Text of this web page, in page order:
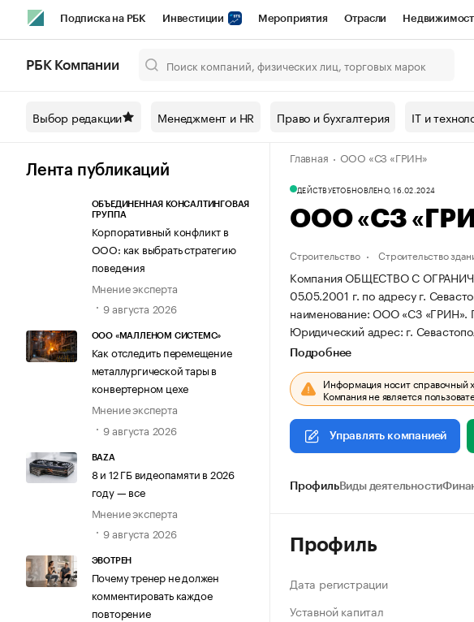
Подписка на РБК Инвестиции Мероприятия Отрасли
Спецпроекты СПб Конференции СПб Спецпроекты Проверка
Технологии и медиа Рынок наличной валюты
РБК Компании
Выбор редакции Менеджмент и HR Право и бухгалтерия IT и
Лента публикаций
ОБЪЕДИНЕННАЯ КОНСАЛТИНГОВАЯ
ГРУППА
Корпоративный конфликт в
ООО: как выбрать стратегию
поведения
Мнение эксперта
9 августа 2026
ООО «МАЛЛЕНОМ СИСТЕМС»
Как отследить перемещение
металлургической тары в
конвертерном цехе
Мнение эксперта
9 августа 2026
BAZA
8 и 12 ГБ видеопамяти в 2026
году — все
Мнение эксперта
9 августа 2026
ЭВОТРЕН
Почему тренер не должен
комментировать каждое
повторение
Главная ООО «СЗ «ГРИН»
ДЕЙСТВУЕТОБНОВЛЕНО, 16.02.2024
ООО «СЗ
Строительство Строительство
Компания ОБЩЕСТВО С
05.05.2001 г. по адресу г.
наименование: ООО «СЗ «ГРИН».
Юридический адрес: г.
Подробнее
Информация носит справочный
Компания не является
Управлять компанией
ПрофильВиды деятельности
Профиль
Дата регистрации
Уставной капитал